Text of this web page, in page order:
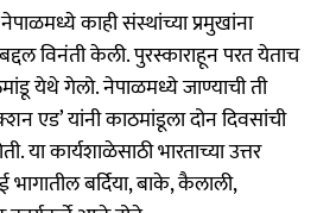
काही संस्थांच्या प्रमुखांना
विनंती केली. पुरस्काराहून परत येताच
येथे गेलो. नेपाळमध्ये जाण्याची ती
एड’ यांनी काठमांडूला दोन दिवसांची
या कार्यशाळेसाठी भारताच्या उत्तर
बर्दिया, बाके, कैलाली,